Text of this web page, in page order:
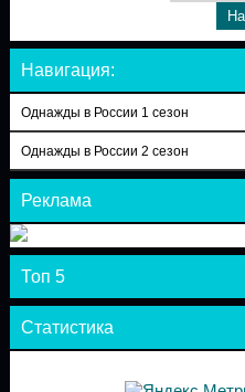
Навигация:
Однажды в России 1 сезон
Однажды в России 2 сезон
Реклама
Топ 5
Статистика